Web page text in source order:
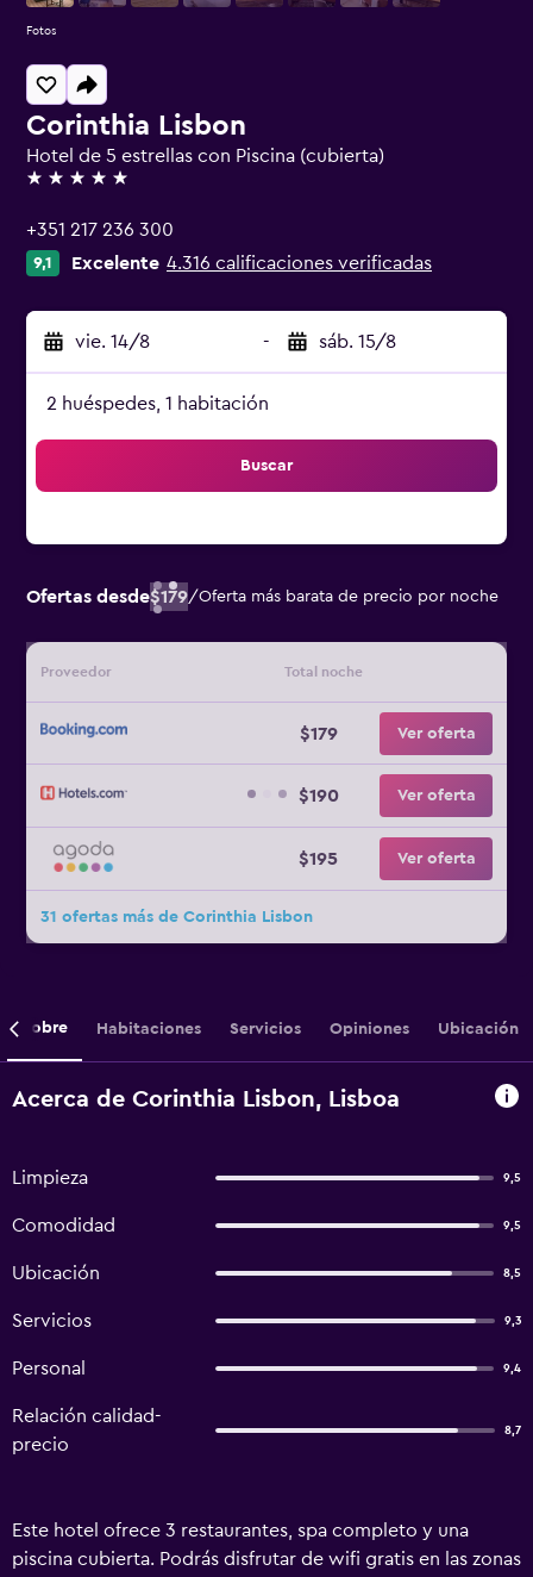
Corinthia Lisbon
Hotel de 5 estrellas con Piscina (cubierta)
5 estrellas
+351 217 236 300
9,1 Excelente 4.316 calificaciones verificadas
vie. 14/8 - sáb. 15/8
2 huéspedes, 1 habitación
Buscar
Ofertas desde$179/Oferta más barata de precio por noche
Proveedor Total noche
$179 Ver oferta
$190 Ver oferta
$195 Ver oferta
31 ofertas más de Corinthia Lisbon
Fotos
Sobre Habitaciones Servicios Opiniones Ubicación
Acerca de Corinthia Lisbon, Lisboa
Limpieza 9,5
Comodidad 9,5
Ubicación 8,5
Servicios 9,3
Personal 9,4
Relación calidad-
precio
8,7
Este hotel ofrece 3 restaurantes, spa completo y una
piscina cubierta. Podrás disfrutar de wifi gratis en las zonas